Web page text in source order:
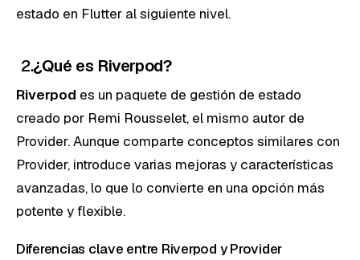
estado en Flutter al siguiente nivel.
2.¿Qué es Riverpod?
Riverpod es un paquete de gestión de estado
creado por Remi Rousselet, el mismo autor de
Provider. Aunque comparte conceptos similares con
Provider, introduce varias mejoras y características
avanzadas, lo que lo convierte en una opción más
potente y flexible.
Diferencias clave entre Riverpod y Provider